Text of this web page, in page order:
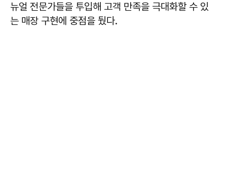
뉴얼 전문가들을 투입해 고객 만족을 극대화할 수 있
는 매장 구현에 중점을 뒀다.